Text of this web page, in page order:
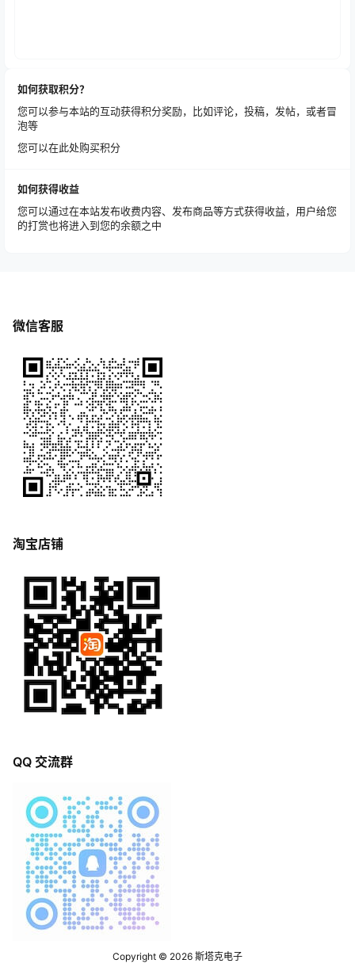
如何获取积分？
您可以参与本站的互动获得积分奖励，比如评论，投稿，发帖，或者冒
泡等
您可以在此处购买积分
如何获得收益
您可以通过在本站发布收费内容、发布商品等方式获得收益，用户给您
的打赏也将进入到您的余额之中
微信客服
淘宝店铺
QQ 交流群
Copyright © 2026 斯塔克电子